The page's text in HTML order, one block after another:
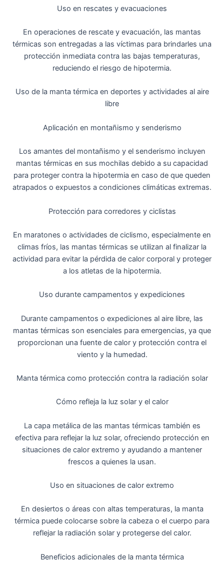
Uso en rescates y evacuaciones
En operaciones de rescate y evacuación, las mantas
térmicas son entregadas a las víctimas para brindarles una
protección inmediata contra las bajas temperaturas,
reduciendo el riesgo de hipotermia.
Uso de la manta térmica en deportes y actividades al aire
libre
Aplicación en montañismo y senderismo
Los amantes del montañismo y el senderismo incluyen
mantas térmicas en sus mochilas debido a su capacidad
para proteger contra la hipotermia en caso de que queden
atrapados o expuestos a condiciones climáticas extremas.
Protección para corredores y ciclistas
En maratones o actividades de ciclismo, especialmente en
climas fríos, las mantas térmicas se utilizan al finalizar la
actividad para evitar la pérdida de calor corporal y proteger
a los atletas de la hipotermia.
Uso durante campamentos y expediciones
Durante campamentos o expediciones al aire libre, las
mantas térmicas son esenciales para emergencias, ya que
proporcionan una fuente de calor y protección contra el
viento y la humedad.
Manta térmica como protección contra la radiación solar
Cómo refleja la luz solar y el calor
La capa metálica de las mantas térmicas también es
efectiva para reflejar la luz solar, ofreciendo protección en
situaciones de calor extremo y ayudando a mantener
frescos a quienes la usan.
Uso en situaciones de calor extremo
En desiertos o áreas con altas temperaturas, la manta
térmica puede colocarse sobre la cabeza o el cuerpo para
reflejar la radiación solar y protegerse del calor.
Beneficios adicionales de la manta térmica